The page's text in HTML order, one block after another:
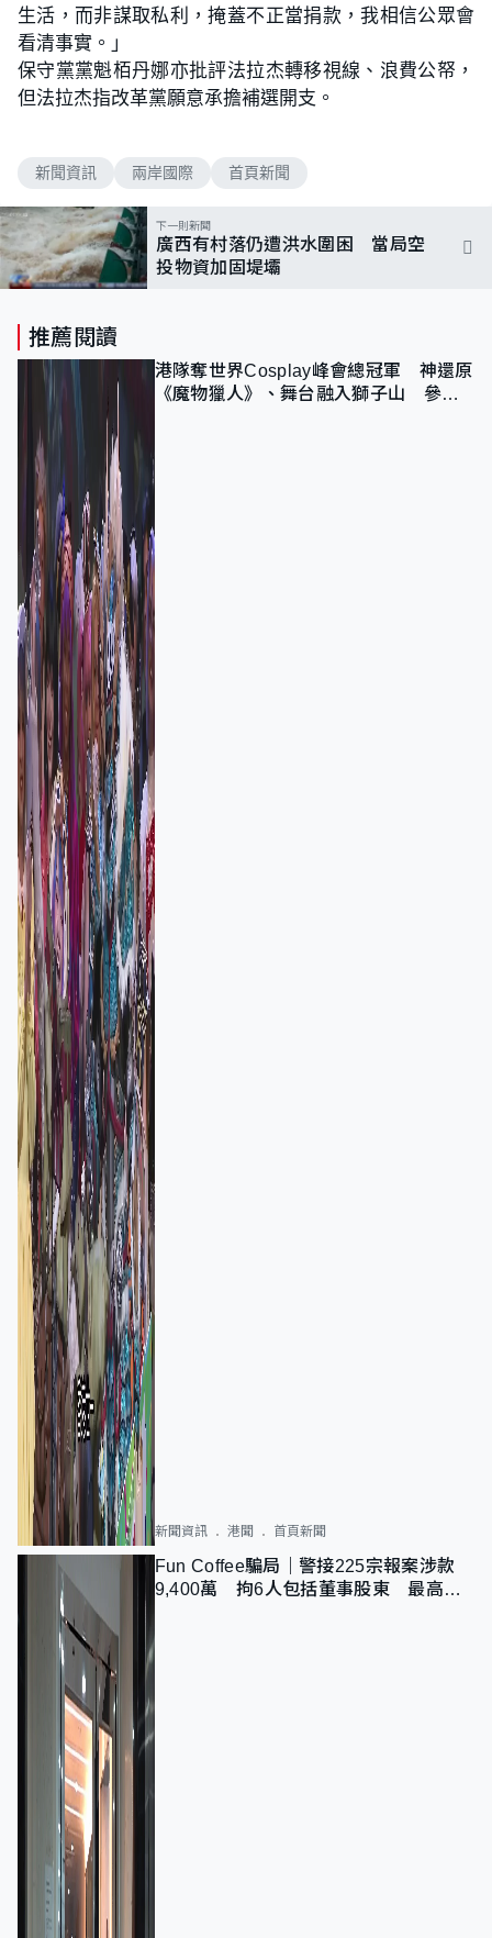
生活，而非謀取私利，掩蓋不正當捐款，我相信公眾會
看清事實。」
保守黨黨魁栢丹娜亦批評法拉杰轉移視線、浪費公帑，
但法拉杰指改革黨願意承擔補選開支。
新聞資訊 兩岸國際 首頁新聞
下一則新聞
廣西有村落仍遭洪水圍困 當局空
投物資加固堤壩
推薦閱讀
港隊奪世界Cosplay峰會總冠軍 神還原
《魔物獵人》、舞台融入獅子山 參賽
新聞資訊 港聞 首頁新聞
Fun Coffee騙局｜警接225宗報案涉款
9,400萬 拘6人包括董事股東 最高金